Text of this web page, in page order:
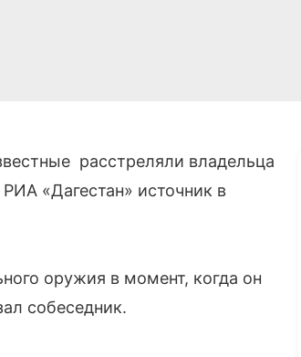
расстреляли владельца
«Дагестан» источник в
оружия в момент, когда он
собеседник.